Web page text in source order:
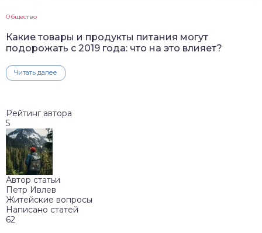
Общество
Какие товары и продукты питания могут
подорожать с 2019 года: что на это влияет?
Читать далее
Рейтинг автора
5
Автор статьи
Петр Ивлев
Житейские вопросы
Написано статей
62